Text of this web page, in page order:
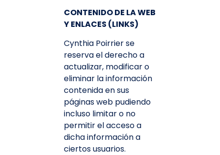
CONTENIDO DE LA WEB
Y ENLACES (LINKS)
Cynthia Poirrier se
reserva el derecho a
actualizar, modificar o
eliminar la información
contenida en sus
páginas web pudiendo
incluso limitar o no
permitir el acceso a
dicha información a
ciertos usuarios.